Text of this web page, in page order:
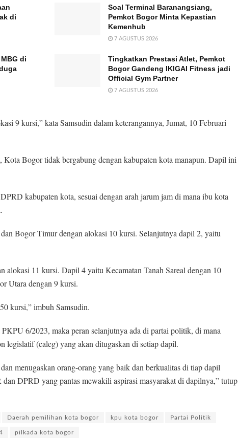
di
Soal Terminal Baranangsiang,
Pemkot Bogor Minta Kepastian
Kemenhub
7 AGUSTUS 2026
di
Tingkatkan Prestasi Atlet, Pemkot
Bogor Gandeng IKIGAI Fitness jadi
Official Gym Partner
7 AGUSTUS 2026
9 kursi,” kata Samsudin dalam keterangannya, Jumat, 10 Februari
Bogor tidak bergabung dengan kabupaten kota manapun. Dapil ini
kabupaten kota, sesuai dengan arah jarum jam di mana ibu kota
Bogor Timur dengan alokasi 10 kursi. Selanjutnya dapil 2, yaitu
alokasi 11 kursi. Dapil 4 yaitu Kecamatan Tanah Sareal dengan 10
Utara dengan 9 kursi.
kursi,” imbuh Samsudin.
6/2023, maka peran selanjutnya ada di partai politik, di mana
legislatif (caleg) yang akan ditugaskan di setiap dapil.
menugaskan orang-orang yang baik dan berkualitas di tiap dapil
DPRD yang pantas mewakili aspirasi masyarakat di dapilnya,” tutup
Daerah pemilihan kota bogor kpu kota bogor Partai Politik
pilkada kota bogor